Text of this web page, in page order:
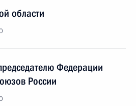
области
Федерации
России